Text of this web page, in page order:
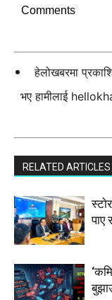
Comments
हेलोखबरमा
भए हामीलाई
RELATED ARTICLES
पाए